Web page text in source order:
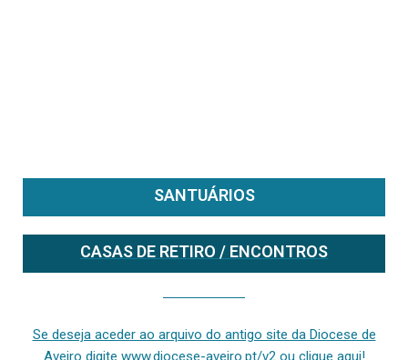
SANTUÁRIOS
CASAS DE RETIRO / ENCONTROS
Se deseja aceder ao arquivo do antigo site da Diocese de
Aveiro digite www.diocese-aveiro.pt/v2 ou clique aqui!